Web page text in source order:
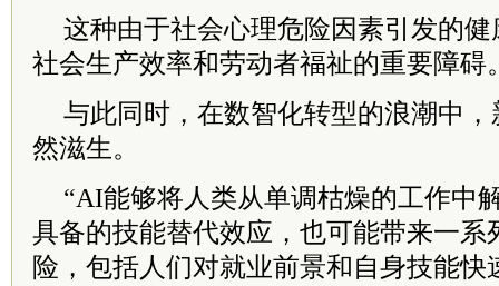
这种由于社会心理危险因素引发的
社会生产效率和劳动者福祉的重要障碍
与此同时，在数智化转型的浪潮中
然滋生。
“AI能够将人类从单调枯燥的工作中
具备的技能替代效应，也可能带来一系
险，包括人们对就业前景和自身技能快